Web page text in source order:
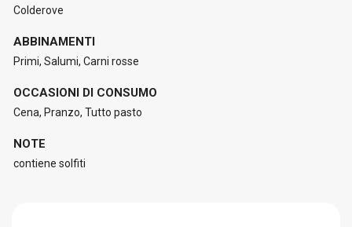
Colderove
ABBINAMENTI
Primi, Salumi, Carni rosse
OCCASIONI DI CONSUMO
Cena, Pranzo, Tutto pasto
NOTE
contiene solfiti